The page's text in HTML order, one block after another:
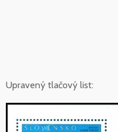
Upravený tlačový list: